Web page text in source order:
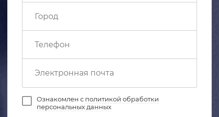
Ознакомлен с политикой обработки
персональных данных